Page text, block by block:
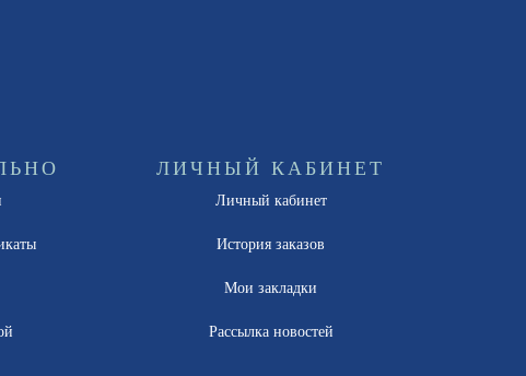
ЛИЧНЫЙ КАБИНЕТ
Личный кабинет
История заказов
Мои закладки
Рассылка новостей